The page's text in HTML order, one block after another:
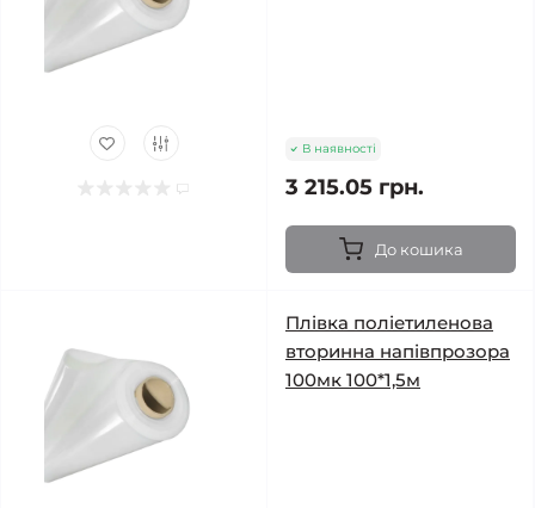
В наявності
3 215.05 грн.
До кошика
Плівка поліетиленова
вторинна напівпрозора
100мк 100*1,5м